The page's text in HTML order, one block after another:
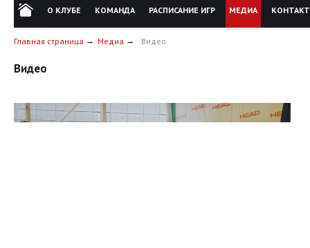
О КЛУБЕ КОМАНДА РАСПИСАНИЕ ИГР МЕДИА
Главная страница Медиа Видео
Видео